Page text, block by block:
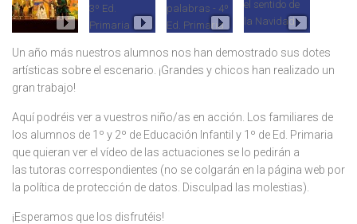
Un año más nuestros alumnos nos han demostrado sus dotes
artísticas sobre el escenario. ¡Grandes y chicos han realizado un
gran trabajo!
Aquí podréis ver a vuestros niño/as en acción. Los familiares de
los alumnos de 1º y 2º de Educación Infantil y 1º de Ed. Primaria
que quieran ver el vídeo de las actuaciones se lo pedirán a
las tutoras correspondientes (no se colgarán en la página web por
la política de protección de datos. Disculpad las molestias).
¡Esperamos que los disfrutéis!